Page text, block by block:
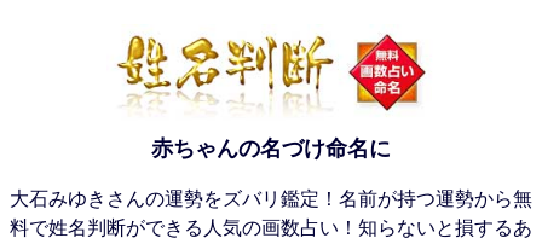
赤ちゃんの名づけ命名に
大石みゆきさんの運勢をズバリ鑑定！名前が持つ運勢から無
料で姓名判断ができる人気の画数占い！知らないと損するあ